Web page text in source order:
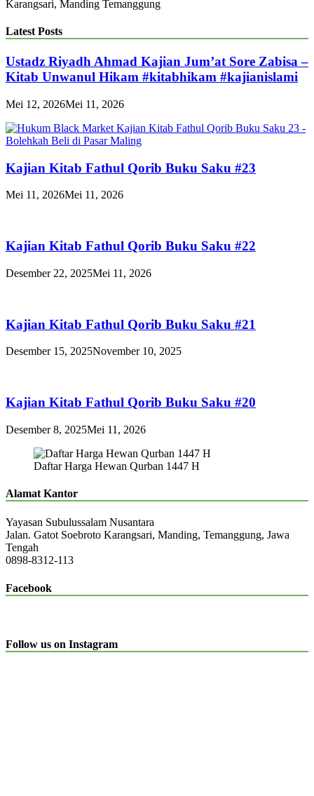
Karangsari, Manding Temanggung
Latest Posts
Ustadz Riyadh Ahmad Kajian Jum’at Sore Zabisa –
Kitab Unwanul Hikam #kitabhikam #kajianislami
Mei 12, 2026Mei 11, 2026
Kajian Kitab Fathul Qorib Buku Saku #23
Mei 11, 2026Mei 11, 2026
Kajian Kitab Fathul Qorib Buku Saku #22
Desember 22, 2025Mei 11, 2026
Kajian Kitab Fathul Qorib Buku Saku #21
Desember 15, 2025November 10, 2025
Kajian Kitab Fathul Qorib Buku Saku #20
Desember 8, 2025Mei 11, 2026
Daftar Harga Hewan Qurban 1447 H
Alamat Kantor
Yayasan Subulussalam Nusantara
Jalan. Gatot Soebroto Karangsari, Manding, Temanggung, Jawa
Tengah
0898-8312-113
Facebook
Follow us on Instagram